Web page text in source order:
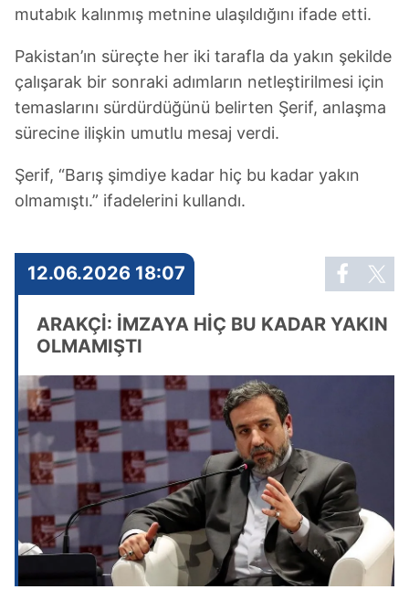
mutabık kalınmış metnine ulaşıldığını ifade etti.
Pakistan’ın süreçte her iki tarafla da yakın şekilde
çalışarak bir sonraki adımların netleştirilmesi için
temaslarını sürdürdüğünü belirten Şerif, anlaşma
sürecine ilişkin umutlu mesaj verdi.
Şerif, “Barış şimdiye kadar hiç bu kadar yakın
olmamıştı.” ifadelerini kullandı.
12.06.2026 18:07
ARAKÇİ: İMZAYA HİÇ BU KADAR YAKIN
OLMAMIŞTI